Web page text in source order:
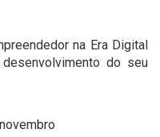
na Era Digital
do seu